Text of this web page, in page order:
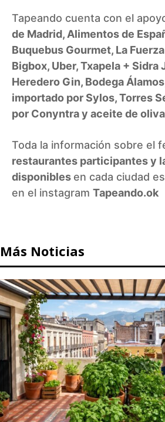
Tapeando cuenta con el
de Madrid, Alimentos de
Buquebus Gourmet, La
Bigbox, Uber, Txapela + Sidra
Heredero Gin, Bodega
importado por Sylos, Torres
por Conyntra y aceite de
Toda la información sobre el
restaurantes participantes y
disponibles en cada ciudad
en el instagram Tapeando.ok
Más Noticias